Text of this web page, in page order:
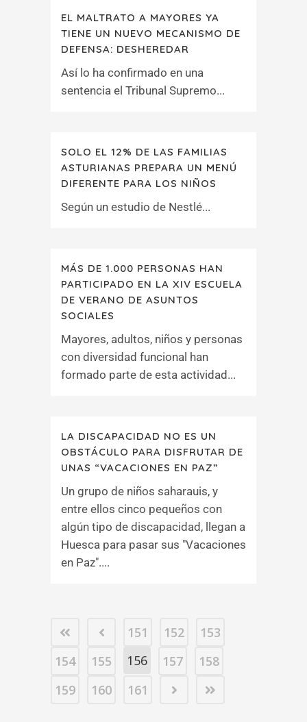
EL MALTRATO A MAYORES YA
TIENE UN NUEVO MECANISMO DE
DEFENSA: DESHEREDAR
Así lo ha confirmado en una
sentencia el Tribunal Supremo...
SOLO EL 12% DE LAS FAMILIAS
ASTURIANAS PREPARA UN MENÚ
DIFERENTE PARA LOS NIÑOS
Según un estudio de Nestlé...
MÁS DE 1.000 PERSONAS HAN
PARTICIPADO EN LA XIV ESCUELA
DE VERANO DE ASUNTOS
SOCIALES
Mayores, adultos, niños y personas
con diversidad funcional han
formado parte de esta actividad...
LA DISCAPACIDAD NO ES UN
OBSTÁCULO PARA DISFRUTAR DE
UNAS “VACACIONES EN PAZ”
Un grupo de niños saharauis, y
entre ellos cinco pequeños con
algún tipo de discapacidad, llegan a
Huesca para pasar sus "Vacaciones
en Paz"....
151 152
153
154
155 156 157
158
159
160 161